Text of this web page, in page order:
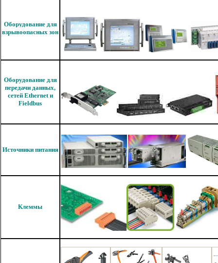
Оборудование для
взрывоопасных зон
Оборудование для
передачи данных,
сетей Ethernet и
Fieldbus
Источники питания
Клеммы